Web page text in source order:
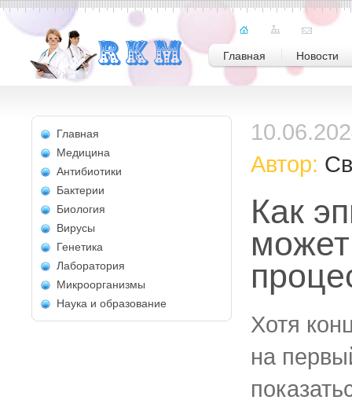
Главная Новости
Главная
Медицина
Антибиотики
Бактерии
Биология
Вирусы
Генетика
Лаборатория
Микроорганизмы
Наука и образование
Автор:
Как
Хотя
на